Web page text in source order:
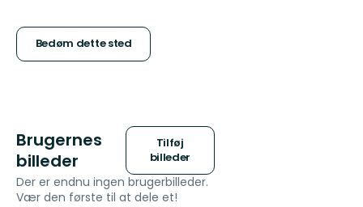
5
Bedøm dette sted
Brugernes
billeder
Tilføj
billeder
Der er endnu ingen brugerbilleder.
Vær den første til at dele et!